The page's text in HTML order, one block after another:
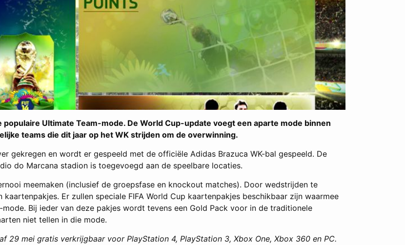
Ultimate Team-mode. De World Cup-update voegt een aparte mode binnen
teams die dit jaar op het WK strijden om de overwinning.
gekregen en wordt er gespeeld met de officiële Adidas Brazuca WK-bal gespeeld. De
do Marcana stadion is toegevoegd aan de speelbare locaties.
meemaken (inclusief de groepsfase en knockout matches). Door wedstrijden te
Er zullen speciale FIFA World Cup kaartenpakjes beschikbaar zijn waarmee
Bij ieder van deze pakjes wordt tevens een Gold Pack voor in de traditionele
niet tellen in die mode.
29 mei gratis verkrijgbaar voor PlayStation 4, PlayStation 3, Xbox One, Xbox 360 en PC.